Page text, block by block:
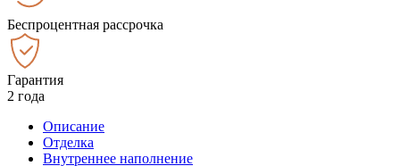
Беспроцентная рассрочка
Гарантия
2 года
Описание
Отделка
Внутреннее наполнение